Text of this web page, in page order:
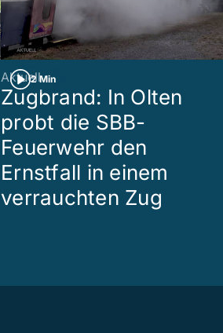
2 Min
Aktuell
Zugbrand: In Olten
probt die SBB-
Feuerwehr den
Ernstfall in einem
verrauchten Zug